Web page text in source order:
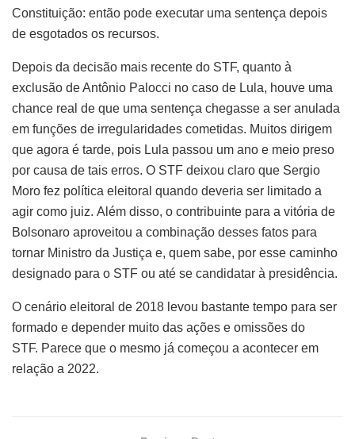
Constituição: então pode executar uma sentença depois
de esgotados os recursos.
Depois da decisão mais recente do STF, quanto à
exclusão de Antônio Palocci no caso de Lula, houve uma
chance real de que uma sentença chegasse a ser anulada
em funções de irregularidades cometidas. Muitos dirigem
que agora é tarde, pois Lula passou um ano e meio preso
por causa de tais erros. O STF deixou claro que Sergio
Moro fez política eleitoral quando deveria ser limitado a
agir como juiz. Além disso, o contribuinte para a vitória de
Bolsonaro aproveitou a combinação desses fatos para
tornar Ministro da Justiça e, quem sabe, por esse caminho
designado para o STF ou até se candidatar à presidência.
O cenário eleitoral de 2018 levou bastante tempo para ser
formado e depender muito das ações e omissões do
STF. Parece que o mesmo já começou a acontecer em
relação a 2022.